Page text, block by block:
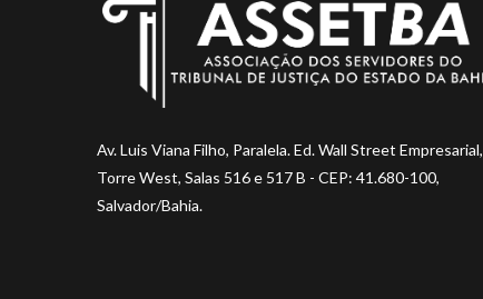
Av. Luis Viana Filho, Paralela. Ed. Wall Street Empresarial,
Torre West, Salas 516 e 517 B - CEP: 41.680-100,
Salvador/Bahia.